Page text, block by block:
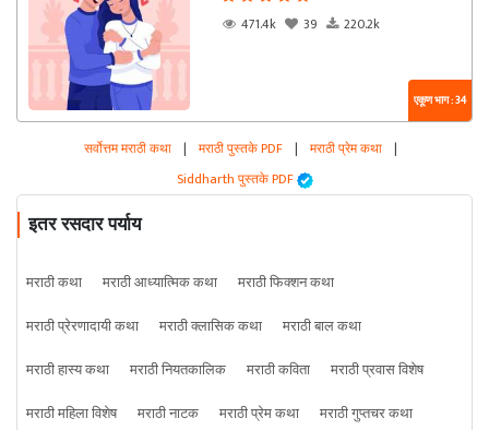
471.4k
39 220.2k
एकूण भाग : 34
सर्वोत्तम मराठी कथा | मराठी पुस्तके PDF | मराठी प्रेम कथा |
Siddharth पुस्तके PDF
इतर रसदार पर्याय
मराठी कथा मराठी आध्यात्मिक कथा
मराठी फिक्शन कथा
मराठी प्रेरणादायी कथा
मराठी क्लासिक कथा
मराठी बाल कथा
मराठी हास्य कथा
मराठी नियतकालिक मराठी कविता
मराठी प्रवास विशेष
मराठी महिला विशेष
मराठी नाटक मराठी प्रेम कथा मराठी गुप्तचर कथा